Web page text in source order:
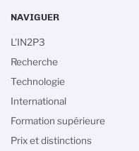
NAVIGUER
L'IN2P3
Recherche
Technologie
International
Formation supérieure
Prix et distinctions